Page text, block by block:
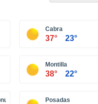
Cabra
37° 23°
Montilla
38° 22°
Posadas